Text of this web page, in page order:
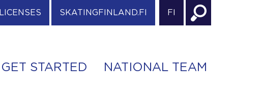
LICENSES SKATINGFINLAND.FI FI
GET STARTED NATIONAL TEAM